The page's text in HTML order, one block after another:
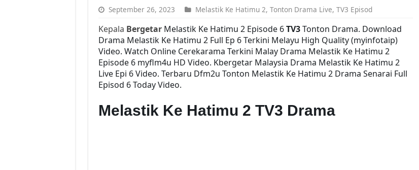
September 26, 2023 Melastik Ke Hatimu 2, Tonton Drama Live, TV3 Episod
Kepala BergetarMelastik Ke Hatimu 2 Episode 6TV3Tonton Drama. Download
Drama Melastik Ke Hatimu 2 Full Ep 6 Terkini Melayu High Quality (myinfotaip)
Video. Watch Online Cerekarama Terkini Malay Drama Melastik Ke Hatimu 2
Episode 6 myflm4u HD Video. Kbergetar Malaysia Drama Melastik Ke Hatimu 2
Live Epi 6 Video. Terbaru Dfm2u Tonton Melastik Ke Hatimu 2 Drama Senarai Full
Episod 6 Today Video.
Melastik Ke Hatimu 2 TV3 Drama